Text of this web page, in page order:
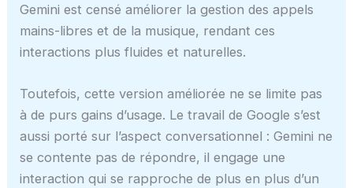
Gemini est censé améliorer la gestion des appels
mains-libres et de la musique, rendant ces
interactions plus fluides et naturelles.
Toutefois, cette version améliorée ne se limite pas
à de purs gains d’usage. Le travail de Google s’est
aussi porté sur l’aspect conversationnel : Gemini ne
se contente pas de répondre, il engage une
interaction qui se rapproche de plus en plus d’un